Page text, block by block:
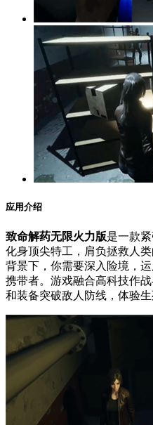
应用介绍
致命解药无限火力版是一款
化身顶尖特工，肩负拯救人
背景下，你需要深入险境，
携带者。游戏融合高科技作
和装备突破敌人防线，体验生